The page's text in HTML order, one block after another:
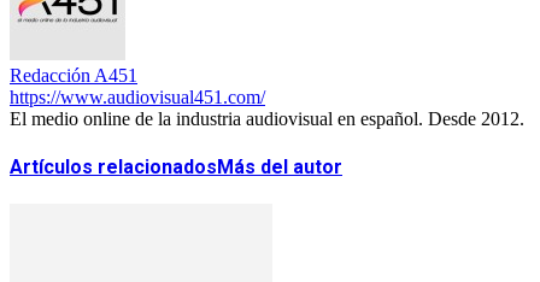
Redacción A451
https://www.audiovisual451.com/
El medio online de la industria audiovisual en español. Desde 2012.
Artículos relacionadosMás del autor